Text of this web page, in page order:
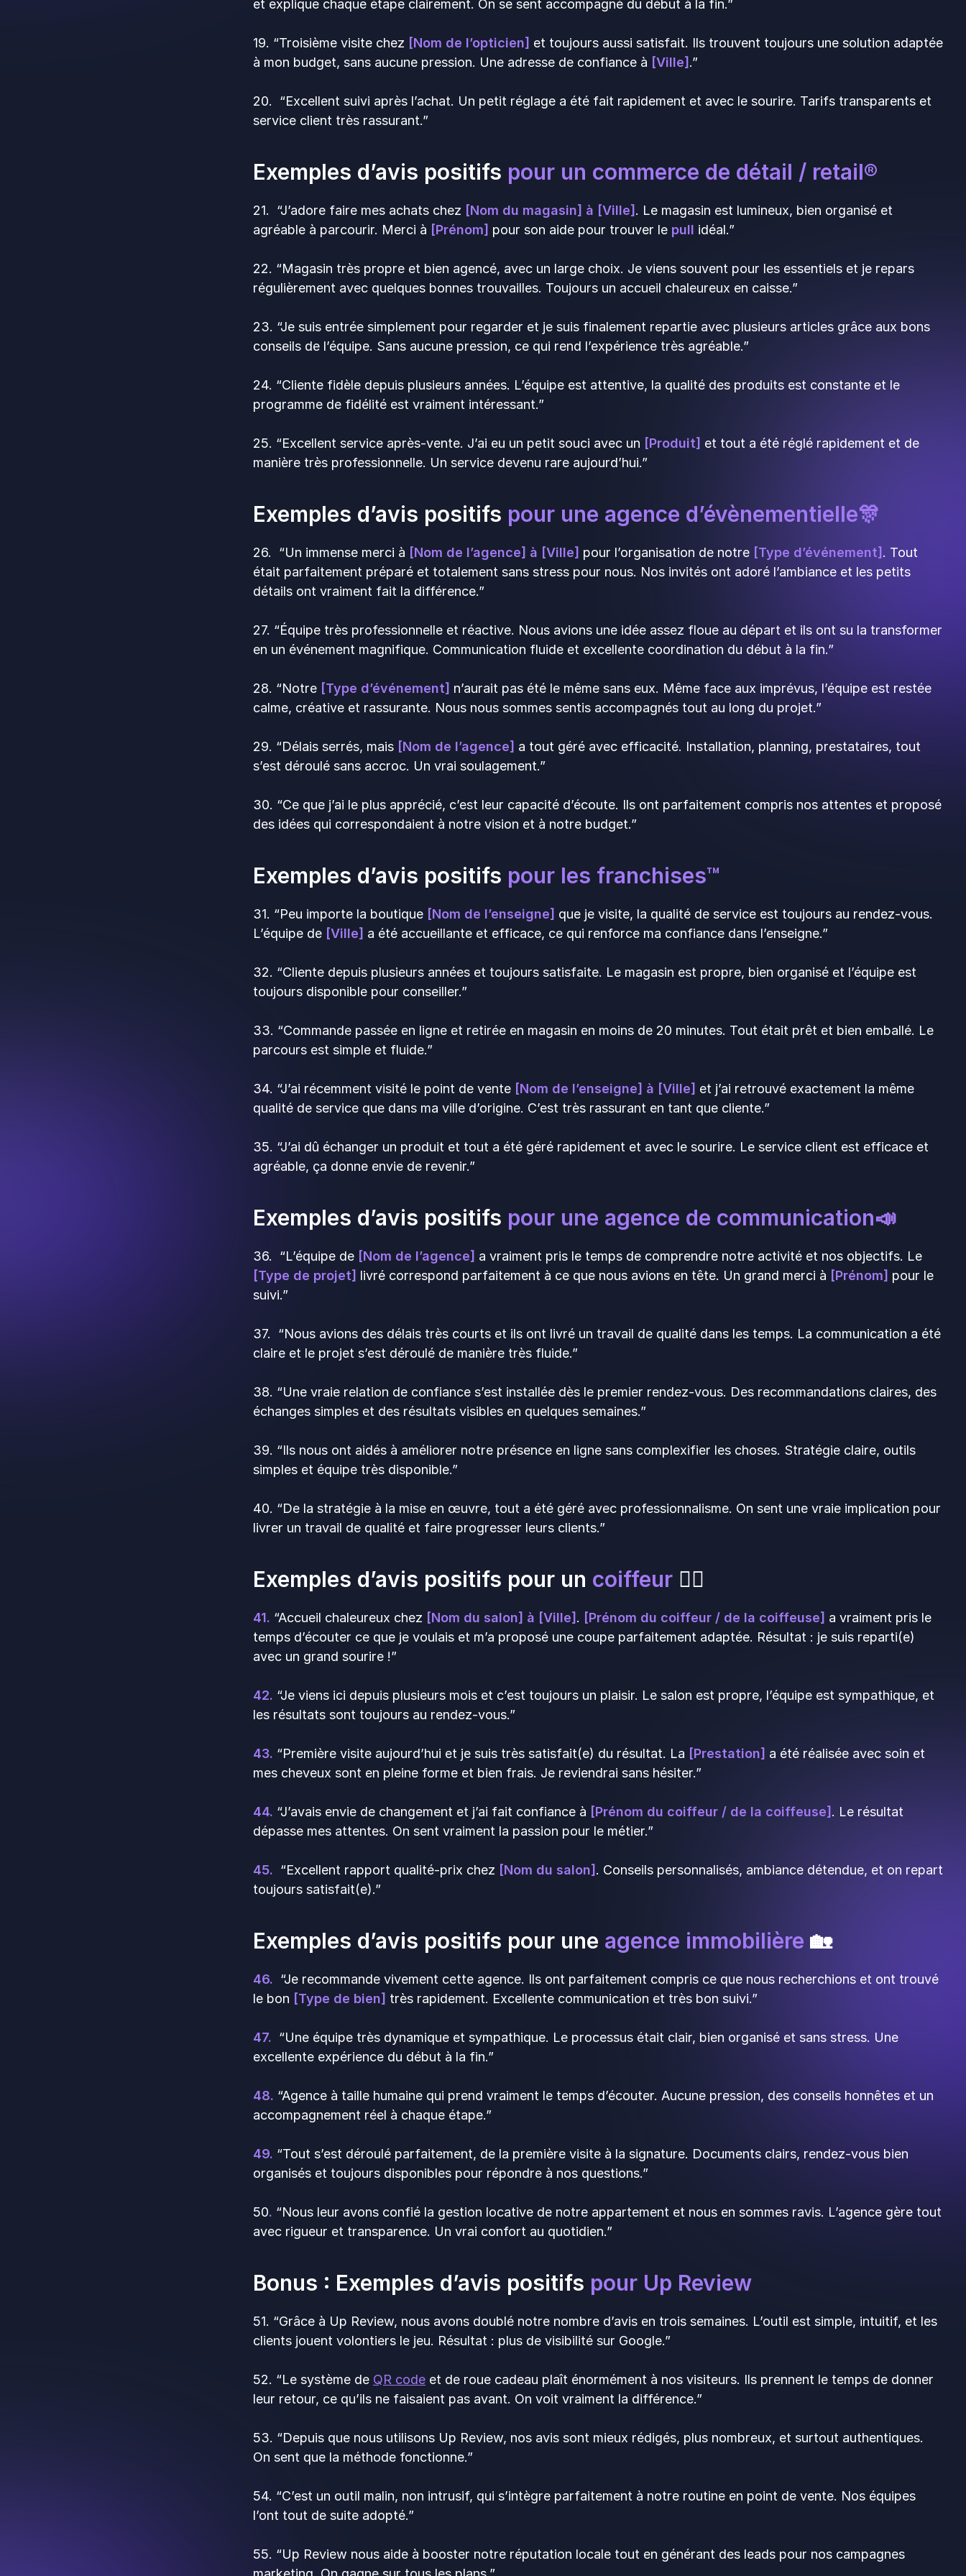
et explique chaque étape clairement. On se sent accompagné du début à la fin.”
19. “Troisième visite chez [Nom de l’opticien] et toujours aussi satisfait. Ils trouvent toujours une solution adaptée
à mon budget, sans aucune pression. Une adresse de confiance à [Ville] .”
20. “Excellent suivi après l’achat. Un petit réglage a été fait rapidement et avec le sourire. Tarifs transparents et
service client très rassurant.”
Exemples d’avis positifs pour un commerce de détail / retail®️
21. “J’adore faire mes achats chez [Nom du magasin] à [Ville] . Le magasin est lumineux, bien organisé et
agréable à parcourir. Merci à [Prénom] pour son aide pour trouver le pull idéal.”
22. “Magasin très propre et bien agencé, avec un large choix. Je viens souvent pour les essentiels et je repars
régulièrement avec quelques bonnes trouvailles. Toujours un accueil chaleureux en caisse.”
23. “Je suis entrée simplement pour regarder et je suis finalement repartie avec plusieurs articles grâce aux bons
conseils de l’équipe. Sans aucune pression, ce qui rend l’expérience très agréable.”
24. “Cliente fidèle depuis plusieurs années. L’équipe est attentive, la qualité des produits est constante et le
programme de fidélité est vraiment intéressant.”
25. “Excellent service après-vente. J’ai eu un petit souci avec un [Produit] et tout a été réglé rapidement et de
manière très professionnelle. Un service devenu rare aujourd’hui.”
Exemples d’avis positifs pour une agence d’évènementielle🎊
26. “Un immense merci à [Nom de l’agence] à [Ville] pour l’organisation de notre [Type d’événement] . Tout
était parfaitement préparé et totalement sans stress pour nous. Nos invités ont adoré l’ambiance et les petits
détails ont vraiment fait la différence.”
27. “Équipe très professionnelle et réactive. Nous avions une idée assez floue au départ et ils ont su la transformer
en un événement magnifique. Communication fluide et excellente coordination du début à la fin.”
28. “Notre [Type d’événement] n’aurait pas été le même sans eux. Même face aux imprévus, l’équipe est restée
calme, créative et rassurante. Nous nous sommes sentis accompagnés tout au long du projet.”
29. “Délais serrés, mais [Nom de l’agence] a tout géré avec efficacité. Installation, planning, prestataires, tout
s’est déroulé sans accroc. Un vrai soulagement.”
30. “Ce que j’ai le plus apprécié, c’est leur capacité d’écoute. Ils ont parfaitement compris nos attentes et proposé
des idées qui correspondaient à notre vision et à notre budget.”
Exemples d’avis positifs pour les franchises™️
31. “Peu importe la boutique [Nom de l’enseigne] que je visite, la qualité de service est toujours au rendez-vous.
L’équipe de [Ville] a été accueillante et efficace, ce qui renforce ma confiance dans l’enseigne.”
32. “Cliente depuis plusieurs années et toujours satisfaite. Le magasin est propre, bien organisé et l’équipe est
toujours disponible pour conseiller.”
33. “Commande passée en ligne et retirée en magasin en moins de 20 minutes. Tout était prêt et bien emballé. Le
parcours est simple et fluide.”
34. “J’ai récemment visité le point de vente [Nom de l’enseigne] à [Ville] et j’ai retrouvé exactement la même
qualité de service que dans ma ville d’origine. C’est très rassurant en tant que cliente.”
35. “J’ai dû échanger un produit et tout a été géré rapidement et avec le sourire. Le service client est efficace et
agréable, ça donne envie de revenir.”
Exemples d’avis positifs pour une agence de communication📣
36. “L’équipe de [Nom de l’agence] a vraiment pris le temps de comprendre notre activité et nos objectifs. Le
[Type de projet] livré correspond parfaitement à ce que nous avions en tête. Un grand merci à [Prénom] pour le
suivi.”
37. “Nous avions des délais très courts et ils ont livré un travail de qualité dans les temps. La communication a été
claire et le projet s’est déroulé de manière très fluide.”
38. “Une vraie relation de confiance s’est installée dès le premier rendez-vous. Des recommandations claires, des
échanges simples et des résultats visibles en quelques semaines.”
39. “Ils nous ont aidés à améliorer notre présence en ligne sans complexifier les choses. Stratégie claire, outils
simples et équipe très disponible.”
40. “De la stratégie à la mise en œuvre, tout a été géré avec professionnalisme. On sent une vraie implication pour
livrer un travail de qualité et faire progresser leurs clients.”
Exemples d’avis positifs pour un coiffeur 💇‍♀️
41. “Accueil chaleureux chez [Nom du salon] à [Ville] . [Prénom du coiffeur / de la coiffeuse] a vraiment pris le
temps d’écouter ce que je voulais et m’a proposé une coupe parfaitement adaptée. Résultat : je suis reparti(e)
avec un grand sourire !”
42. “Je viens ici depuis plusieurs mois et c’est toujours un plaisir. Le salon est propre, l’équipe est sympathique, et
les résultats sont toujours au rendez-vous.”
43. “Première visite aujourd’hui et je suis très satisfait(e) du résultat. La [Prestation] a été réalisée avec soin et
mes cheveux sont en pleine forme et bien frais. Je reviendrai sans hésiter.”
44. “J’avais envie de changement et j’ai fait confiance à [Prénom du coiffeur / de la coiffeuse] . Le résultat
dépasse mes attentes. On sent vraiment la passion pour le métier.”
45. “Excellent rapport qualité-prix chez [Nom du salon] . Conseils personnalisés, ambiance détendue, et on repart
toujours satisfait(e).”
Exemples d’avis positifs pour une agence immobilière 🏡
46. “Je recommande vivement cette agence. Ils ont parfaitement compris ce que nous recherchions et ont trouvé
le bon [Type de bien] très rapidement. Excellente communication et très bon suivi.”
47. “Une équipe très dynamique et sympathique. Le processus était clair, bien organisé et sans stress. Une
excellente expérience du début à la fin.”
48. “Agence à taille humaine qui prend vraiment le temps d’écouter. Aucune pression, des conseils honnêtes et un
accompagnement réel à chaque étape.”
49. “Tout s’est déroulé parfaitement, de la première visite à la signature. Documents clairs, rendez-vous bien
organisés et toujours disponibles pour répondre à nos questions.”
50. “Nous leur avons confié la gestion locative de notre appartement et nous en sommes ravis. L’agence gère tout
avec rigueur et transparence. Un vrai confort au quotidien.”
Bonus : Exemples d’avis positifs pour Up Review
51. “Grâce à Up Review, nous avons doublé notre nombre d’avis en trois semaines. L’outil est simple, intuitif, et les
clients jouent volontiers le jeu. Résultat : plus de visibilité sur Google.”
52. “Le système de QR code et de roue cadeau plaît énormément à nos visiteurs. Ils prennent le temps de donner
leur retour, ce qu’ils ne faisaient pas avant. On voit vraiment la différence.”
53. “Depuis que nous utilisons Up Review, nos avis sont mieux rédigés, plus nombreux, et surtout authentiques.
On sent que la méthode fonctionne.”
54. “C’est un outil malin, non intrusif, qui s’intègre parfaitement à notre routine en point de vente. Nos équipes
l’ont tout de suite adopté.”
55. “Up Review nous aide à booster notre réputation locale tout en générant des leads pour nos campagnes